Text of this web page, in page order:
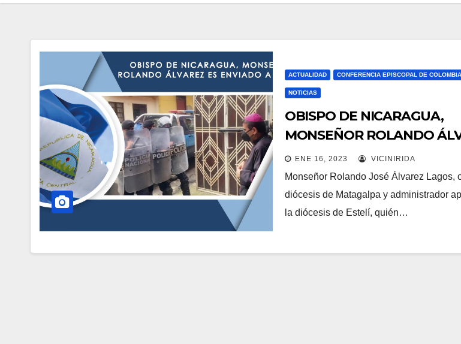
ACTUALIDAD CONFERENCIA EPISCOPAL DE COLOMBIA
NOTICIAS
OBISPO DE NICARAGUA,
MONSEÑOR ROLANDO
ES ENVIADO A JUICIO
ENE 16, 2023 VICINIRIDA
Monseñor Rolando José Álvarez Lagos,
diócesis de Matagalpa y administrador
la diócesis de Estelí, quién…